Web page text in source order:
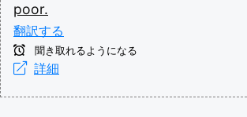
poor.
翻訳する
聞き取れるようになる
詳細